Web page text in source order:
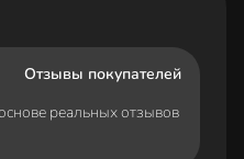
Отзывы покупателей
реальных отзывов